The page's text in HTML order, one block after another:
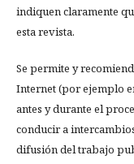
indiquen claramente
esta revista.
Se permite y
Internet (por ejemplo
antes y durante el
conducir a
difusión del trabajo